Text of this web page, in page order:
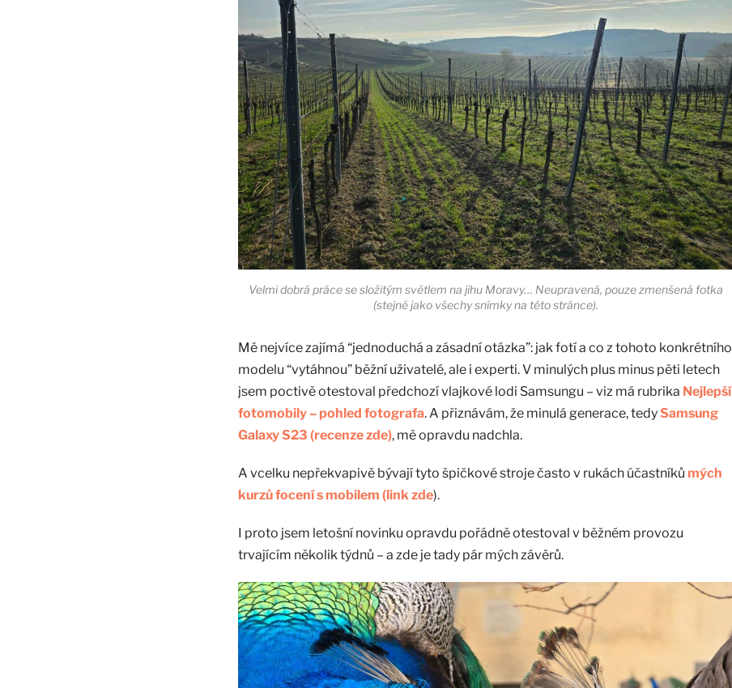
Velmi dobrá práce se složitým světlem na jihu Moravy… Neupravená, pouze zmenšená fotka
(stejně jako všechy snímky na této stránce).
Mě nejvíce zajímá “jednoduchá a zásadní otázka”: jak fotí a co z tohoto konkrétního
modelu “vytáhnou” běžní uživatelé, ale i experti. V minulých plus minus pěti letech
jsem poctivě otestoval předchozí vlajkové lodi Samsungu – viz má rubrika Nejlepší
fotomobily – pohled fotografa. A přiznávám, že minulá generace, tedySamsung
Galaxy S23 (recenze zde), mě opravdu nadchla.
A vcelku nepřekvapivě bývají tyto špičkové stroje často v rukách účastníků mých
kurzů focení s mobilem (link zde).
I proto jsem letošní novinku opravdu pořádně otestoval v běžném provozu
trvajícím několik týdnů – a zde je tady pár mých závěrů.